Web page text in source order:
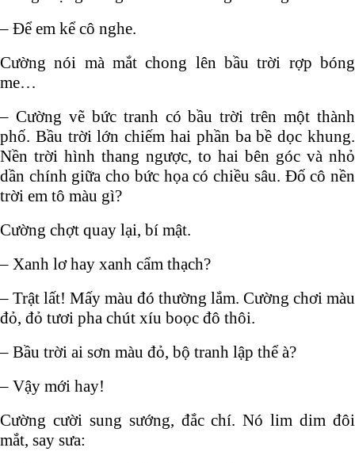
– Để em kể cô nghe.
Cường nói mà mắt chong lên bầu trời rợp bóng
me…
– Cường vẽ bức tranh có bầu trời trên một thành
phố. Bầu trời lớn chiếm hai phần ba bề dọc khung.
Nền trời hình thang ngược, to hai bên góc và nhỏ
dần chính giữa cho bức họa có chiều sâu. Đố cô nền
trời em tô màu gì?
Cường chợt quay lại, bí mật.
– Xanh lơ hay xanh cẩm thạch?
– Trật lất! Mấy màu đó thường lắm. Cường chơi màu
đỏ, đỏ tươi pha chút xíu boọc đô thôi.
– Bầu trời ai sơn màu đỏ, bộ tranh lập thể à?
– Vậy mới hay!
Cường cười sung sướng, đắc chí. Nó lim dim đôi
mắt, say sưa: